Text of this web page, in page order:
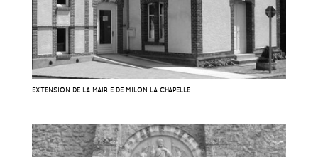
EXTENSION DE LA MAIRIE DE MILON LA CHAPELLE